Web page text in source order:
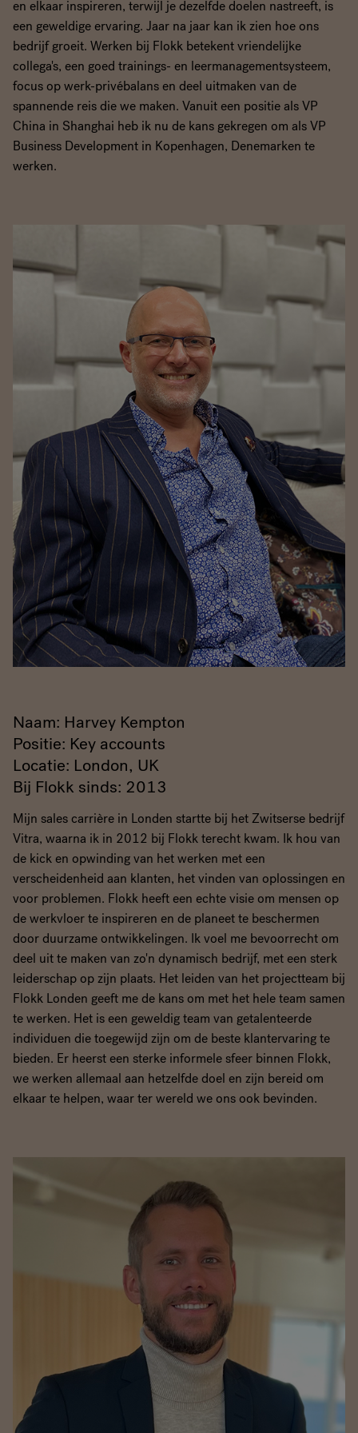
en elkaar inspireren, terwijl je dezelfde doelen nastreeft, is
een geweldige ervaring. Jaar na jaar kan ik zien hoe ons
bedrijf groeit. Werken bij Flokk betekent vriendelijke
collega's, een goed trainings- en leermanagementsysteem,
focus op werk-privébalans en deel uitmaken van de
spannende reis die we maken. Vanuit een positie als VP
China in Shanghai heb ik nu de kans gekregen om als VP
Business Development in Kopenhagen, Denemarken te
werken.
Naam: Harvey Kempton
Positie: Key accounts
Locatie: London, UK
Bij Flokk sinds: 2013
Mijn sales carrière in Londen startte bij het Zwitserse bedrijf
Vitra, waarna ik in 2012 bij Flokk terecht kwam. Ik hou van
de kick en opwinding van het werken met een
verscheidenheid aan klanten, het vinden van oplossingen en
voor problemen. Flokk heeft een echte visie om mensen op
de werkvloer te inspireren en de planeet te beschermen
door duurzame ontwikkelingen. Ik voel me bevoorrecht om
deel uit te maken van zo'n dynamisch bedrijf, met een sterk
leiderschap op zijn plaats. Het leiden van het projectteam bij
Flokk Londen geeft me de kans om met het hele team samen
te werken. Het is een geweldig team van getalenteerde
individuen die toegewijd zijn om de beste klantervaring te
bieden. Er heerst een sterke informele sfeer binnen Flokk,
we werken allemaal aan hetzelfde doel en zijn bereid om
elkaar te helpen, waar ter wereld we ons ook bevinden.